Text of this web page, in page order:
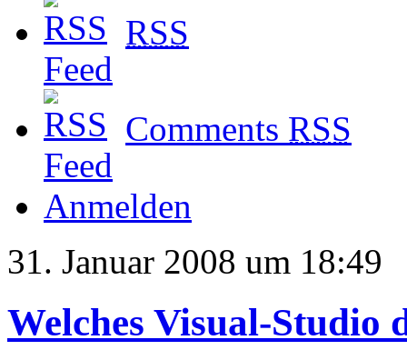
RSS
Comments RSS
Anmelden
31. Januar 2008 um 18:49
Welches Visual-Studio